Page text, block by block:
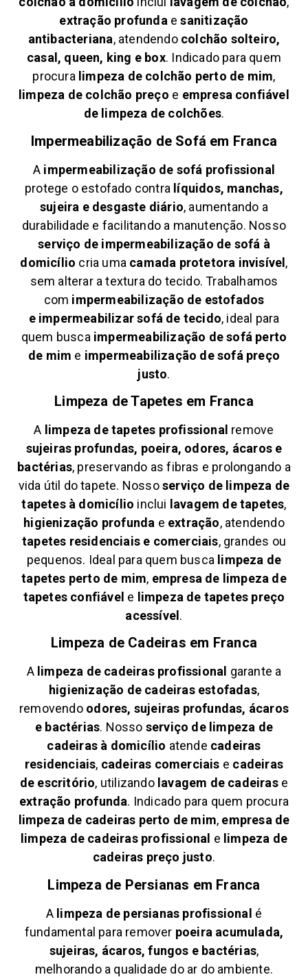
extração profunda esanitização
antibacteriana, atendendo colchão solteiro,
casal, queen, king e box. Indicado para quem
procura limpeza de colchão perto de mim,
limpeza de colchão preço e empresa confiável
de limpeza de colchões.
Impermeabilização de Sofá em Franca
A impermeabilização de sofá profissional
protege o estofado contra líquidos, manchas,
sujeira e desgaste diário, aumentando a
durabilidade e facilitando a manutenção. Nosso
serviço de impermeabilização de sofá à
domicílio cria uma camada protetora invisível,
sem alterar a textura do tecido. Trabalhamos
com impermeabilização de estofados
e impermeabilizar sofá de tecido, ideal para
quem busca impermeabilização de sofá perto
de mim e impermeabilização de sofá preço
justo.
Limpeza de Tapetes em Franca
A limpeza de tapetes profissional remove
sujeiras profundas, poeira, odores, ácaros e
bactérias, preservando as fibras e prolongando a
vida útil do tapete. Nossoserviço de limpeza de
tapetes à domicílio inclui lavagem de tapetes,
higienização profunda e extração, atendendo
tapetes residenciais e comerciais, grandes ou
pequenos. Ideal para quem busca limpeza de
tapetes perto de mim, empresa de limpeza de
tapetes confiável e limpeza de tapetes preço
acessível .
Limpeza de Cadeiras em Franca
A limpeza de cadeiras profissional garante a
higienização de cadeiras estofadas,
removendoodores, sujeiras profundas, ácaros
e bactérias. Nosso serviço de limpeza de
cadeiras à domicílio atende cadeiras
residenciais, cadeiras comerciais e cadeiras
de escritório, utilizando lavagem de cadeirase
extração profunda. Indicado para quem procura
limpeza de cadeiras perto de mim, empresa de
limpeza de cadeiras profissional e limpeza de
cadeiras preço justo.
Limpeza de Persianas em Franca
A limpeza de persianas profissional é
fundamental para remover poeira acumulada,
sujeiras, ácaros, fungos e bactérias,
melhorando a qualidade do ar do ambiente.